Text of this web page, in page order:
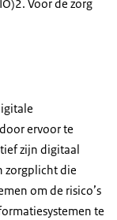
Voor de zorg
ervoor te
zijn digitaal
zorgplicht die
om de risico’s
te